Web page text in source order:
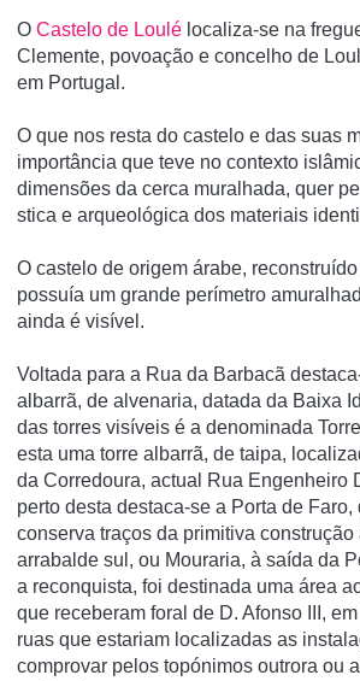
O Castelo de Loulé localiza-se na
Clemente, povoação e concelho de
em Portugal.
O que nos resta do castelo e das suas
importância que teve no contexto
dimensões da cerca muralhada, quer
stica e arqueológica dos materiais
O castelo de origem árabe,
possuía um grande perímetro
ainda é visível.
Voltada para a Rua da Barbacã
albarrã, de alvenaria, datada da Baixa
das torres visíveis é a denominada
esta uma torre albarrã, de taipa,
da Corredoura, actual Rua Engenheiro
perto desta destaca-se a Porta de Faro,
conserva traços da primitiva
arrabalde sul, ou Mouraria, à saída da
a reconquista, foi destinada uma área
que receberam foral de D. Afonso III,
ruas que estariam localizadas as
comprovar pelos topónimos outrora ou